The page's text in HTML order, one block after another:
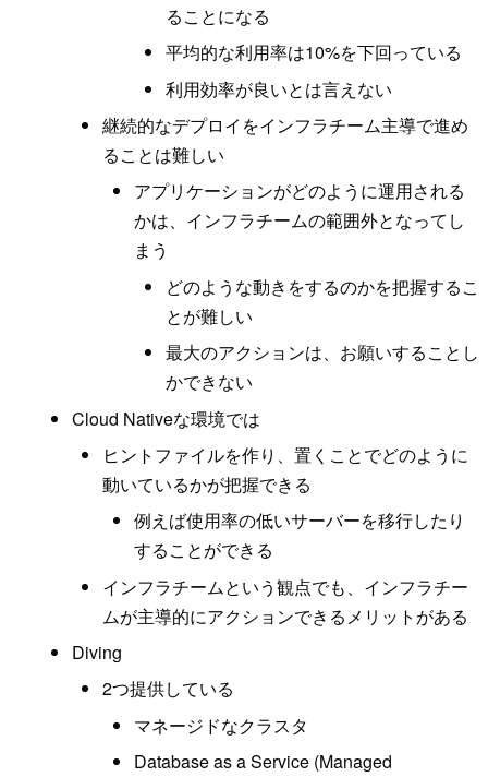
ることになる
平均的な利用率は10%を下回っている
利用効率が良いとは言えない
継続的なデプロイをインフラチーム主導で進め
ることは難しい
アプリケーションがどのように運用される
かは、インフラチームの範囲外となってし
まう
どのような動きをするのかを把握するこ
とが難しい
最大のアクションは、お願いすることし
かできない
Cloud Nativeな環境では
ヒントファイルを作り、置くことでどのように
動いているかが把握できる
例えば使用率の低いサーバーを移行したり
することができる
インフラチームという観点でも、インフラチー
ムが主導的にアクションできるメリットがある
Diving
2つ提供している
マネージドなクラスタ
Database as a Service (Managed